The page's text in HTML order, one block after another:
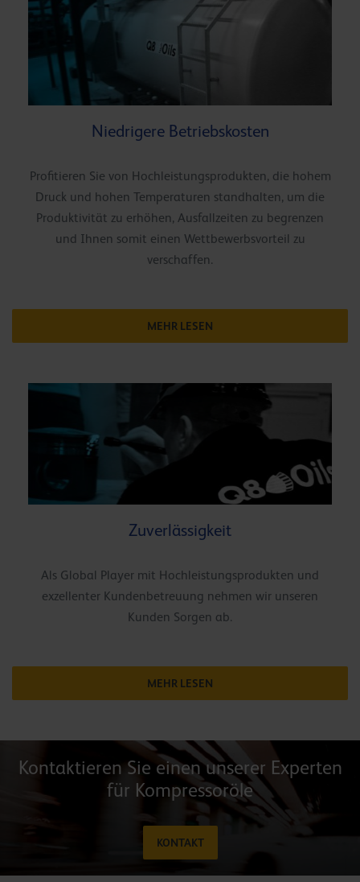
Niedrigere Betriebskosten
Profitieren Sie von Hochleistungsprodukten, die hohem
Druck und hohen Temperaturen standhalten, um die
Produktivität zu erhöhen, Ausfallzeiten zu begrenzen
und Ihnen somit einen Wettbewerbsvorteil zu
verschaffen.
MEHR LESEN
Zuverlässigkeit
Als Global Player mit Hochleistungsprodukten und
exzellenter Kundenbetreuung nehmen wir unseren
Kunden Sorgen ab.
MEHR LESEN
Kontaktieren Sie einen unserer Experten
für Kompressoröle
KONTAKT